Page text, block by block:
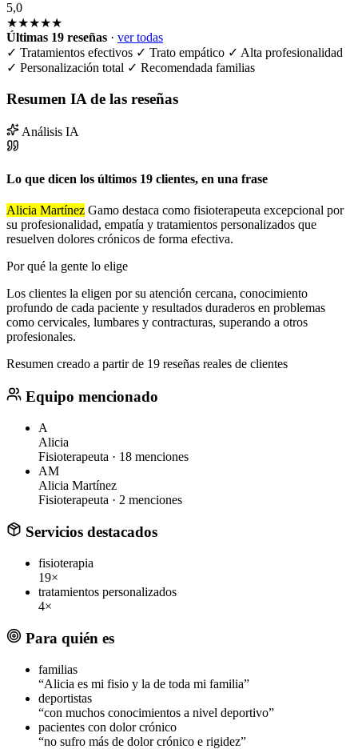
5,0
★★★★★
Últimas 19 reseñas · ver todas
✓ Tratamientos efectivos ✓ Trato empático ✓ Alta profesionalidad
✓ Personalización total ✓ Recomendada familias
Resumen IA de las reseñas
Análisis IA
Lo que dicen los últimos 19 clientes, en una frase
Alicia Martínez Gamo destaca como fisioterapeuta excepcional por
su profesionalidad, empatía y tratamientos personalizados que
resuelven dolores crónicos de forma efectiva.
Por qué la gente lo elige
Los clientes la eligen por su atención cercana, conocimiento
profundo de cada paciente y resultados duraderos en problemas
como cervicales, lumbares y contracturas, superando a otros
profesionales.
Resumen creado a partir de 19 reseñas reales de clientes
Equipo mencionado
A
Alicia
Fisioterapeuta · 18 menciones
AM
Alicia Martínez
Fisioterapeuta · 2 menciones
Servicios destacados
fisioterapia
19×
tratamientos personalizados
4×
Para quién es
familias
“Alicia es mi fisio y la de toda mi familia”
deportistas
“con muchos conocimientos a nivel deportivo”
pacientes con dolor crónico
“no sufro más de dolor crónico e rigidez”